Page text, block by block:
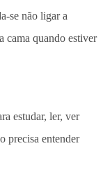
se não ligar a
cama quando estiver